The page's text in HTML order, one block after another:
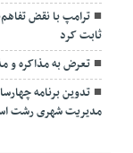
ترامپ با نقض
ثابت کرد
تعرض به مذاکره و
تدوین برنامه
مدیریت شهری رشت